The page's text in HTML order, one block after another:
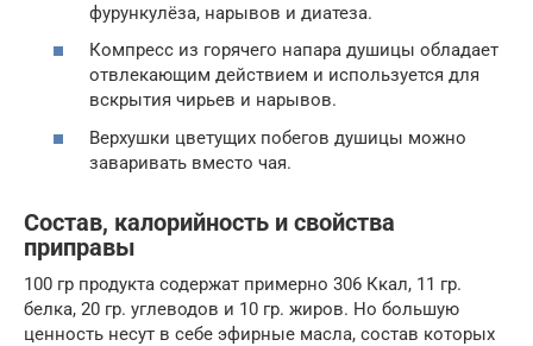
фурункулёза, нарывов и диатеза.
Компресс из горячего напара душицы обладает
отвлекающим действием и используется для
вскрытия чирьев и нарывов.
Верхушки цветущих побегов душицы можно
заваривать вместо чая.
Состав, калорийность и свойства
приправы
100 гр продукта содержат примерно 306 Ккал, 11 гр.
белка, 20 гр. углеводов и 10 гр. жиров. Но большую
ценность несут в себе эфирные масла, состав которых